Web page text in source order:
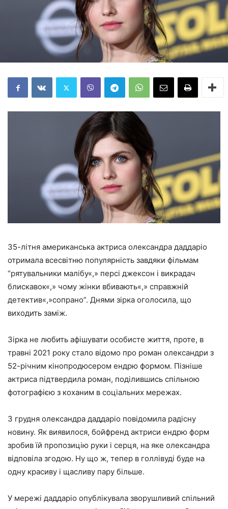
35-літня американська актриса олександра даддаріо
отримала всесвітню популярність завдяки фільмам
“рятувальники малібу«,» персі джексон і викрадач
блискавок«,» чому жінки вбивають«,» справжній
детектив«,»сопрано”. Днями зірка оголосила, що
виходить заміж.
Зірка не любить афішувати особисте життя, проте, в
травні 2021 року стало відомо про роман олександри з
52-річним кінопродюсером ендрю формом. Пізніше
актриса підтвердила роман, поділившись спільною
фотографією з коханим в соціальних мережах.
3 грудня олександра даддаріо повідомила радісну
новину. Як виявилося, бойфренд актриси ендрю форм
зробив їй пропозицію руки і серця, на яке олександра
відповіла згодою. Ну що ж, тепер в голлівуді буде на
одну красиву і щасливу пару більше.
У мережі даддаріо опублікувала зворушливий спільний